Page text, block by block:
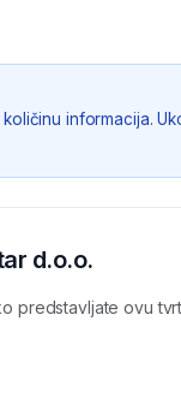
informacija.
d.o.o.
predstavljate ovu